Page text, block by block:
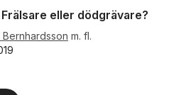
eller dödgrävare?
Bernhardsson m. fl.
antal röster: